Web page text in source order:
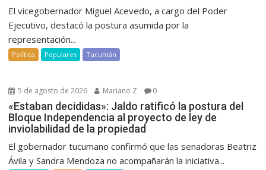
El vicegobernador Miguel Acevedo, a cargo del Poder
Ejecutivo, destacó la postura asumida por la
representación...
Política Populares Tucumán
5 de agosto de 2026 Mariano Z 0
«Estaban decididas»: Jaldo ratificó la postura del
Bloque Independencia al proyecto de ley de
inviolabilidad de la propiedad
El gobernador tucumano confirmó que las senadoras Beatriz
Ávila y Sandra Mendoza no acompañarán la iniciativa...